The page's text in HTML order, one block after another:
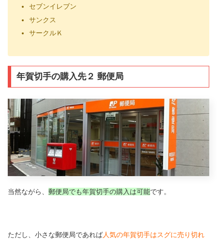
セブンイレブン
サンクス
サークルＫ
年賀切手の購入先２ 郵便局
当然ながら、 郵便局でも年賀切手の購入は可能です。
ただし、小さな郵便局であれば人気の年賀切手はスグに売り切れ